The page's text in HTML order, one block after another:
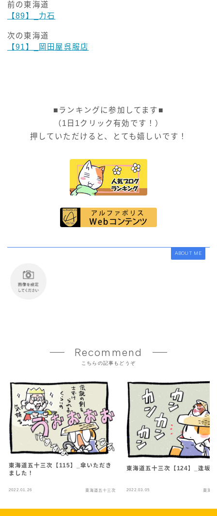
前の東海道
【89】_力石
次の東海道
【91】_岡田屋呉服店
■ランキングに参加してます■
（1日1クリック有効です！）
押していただけると、とても嬉しいです！
ABOUT ME
Recommend
こちらの記事もどうぞ
東海道五十三次【115】_傘いただき
ました！
2022.01.26 東海道五十三次
東海道五十三次【124】_逢坂
2022.03.05 東海道